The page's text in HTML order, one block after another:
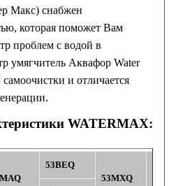
Макс) снабжен
которая поможет Вам
проблем с водой в
умягчитель Аквафор Water
и отличается
.
WATERMAX:
53BEQ
53MXQ